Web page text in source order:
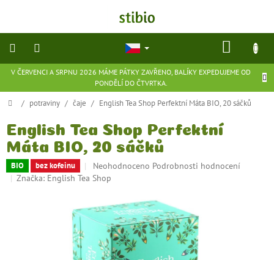
V ČERVENCI A SRPNU 2026 MÁME PÁTKY ZAVŘENO, BALÍKY EXPEDUJEME OD
PONDĚLÍ DO ČTVRTKA.
přírodní
stravy
potraviny
Domů
/ potraviny / čaje / English Tea Shop Perfektní Máta BIO, 20 sáčků
English Tea Shop Perfektní
Máta BIO, 20 sáčků
BIO bez kofeinu
Průměrné
hodnocení
0,0
z
hvězdiček.
Neohodnoceno Podrobnosti hodnocení
Značka: English Tea Shop